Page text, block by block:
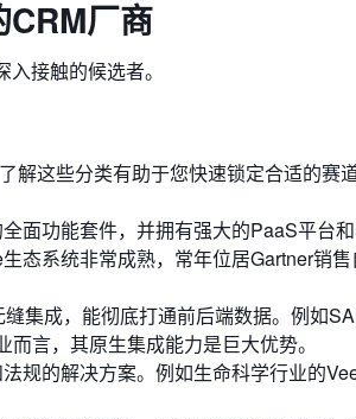
厂商
接触的候选者。
这些分类有助于您快速锁定合适的赛道
面功能套件，并拥有强大的PaaS平台
态系统非常成熟，常年位居Gartner销
集成，能彻底打通前后端数据。例如
言，其原生集成能力是巨大优势。
规的解决方案。例如生命科学行业的